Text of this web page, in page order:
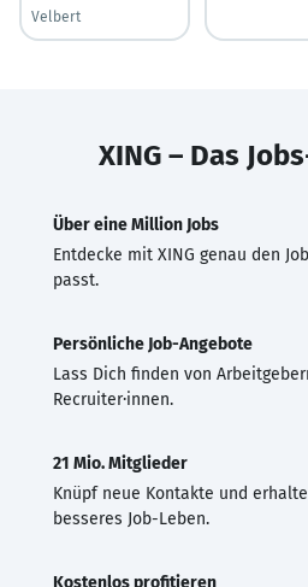
Velbert
XING – Das
Über eine Million Jobs
Entdecke mit XING genau den
passt.
Persönliche Job-Angebote
Lass Dich finden von
Recruiter·innen.
21 Mio. Mitglieder
Knüpf neue Kontakte und
besseres Job-Leben.
Kostenlos profitieren